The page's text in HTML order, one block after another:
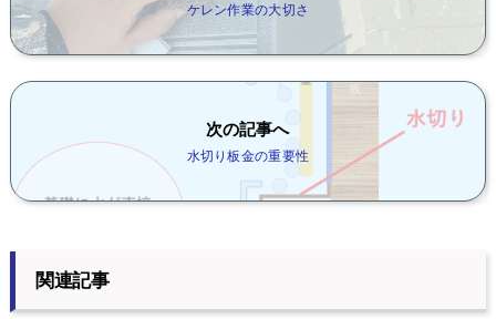
ケレン作業の大切さ
次の記事へ
水切り板金の重要性
関連記事